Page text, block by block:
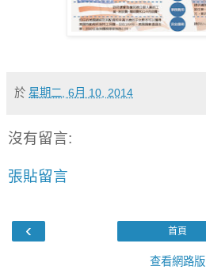
於 星期二, 6月 10, 2014
沒有留言:
張貼留言
‹ 首頁
查看網路版